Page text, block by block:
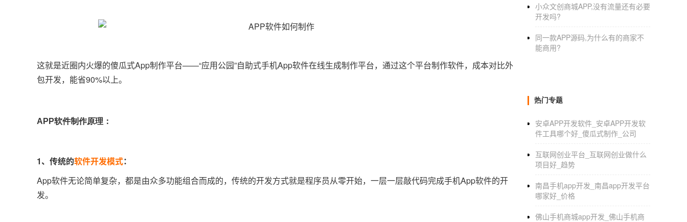
这就是近圈内火爆的傻瓜式App制作平台——“应用公园”自助式手机App软件在线生成制作平台，通过这个平台制作软件，成本对比外
包开发，能省90%以上。
APP软件制作原理：
1、传统的软件开发模式：
App软件无论简单复杂，都是由众多功能组合而成的，传统的开发方式就是程序员从零开始，一层一层敲代码完成手机App软件的开
发。
小众文创商城APP,没有流量还有必要
开发吗?
同一款APP源码,为什么有的商家不
能商用?
热门专题
安卓APP开发软件_安卓APP开发软
件工具哪个好_傻瓜式制作_公司
互联网创业平台_互联网创业做什么
项目好_趋势
南昌手机app开发_南昌app开发平台
哪家好_价格
佛山手机商城app开发_佛山手机商